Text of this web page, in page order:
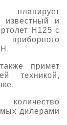
известный и
H125 с
примет
техникой,
дилерами